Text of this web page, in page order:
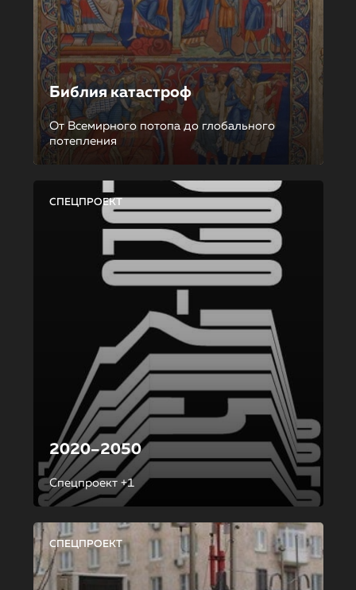
Библия катастроф
От Всемирного потопа до глобального
потепления
СПЕЦПРОЕКТ
2020–2050
Спецпроект +1
СПЕЦПРОЕКТ